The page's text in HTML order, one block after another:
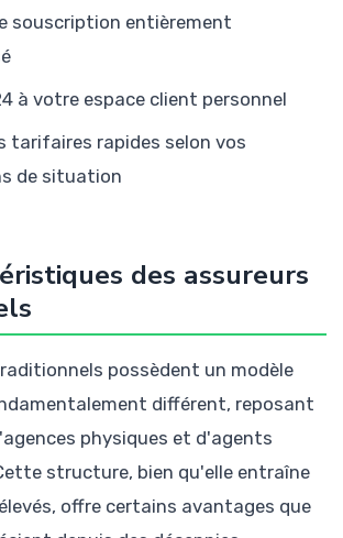
souscription entièrement
à votre espace client personnel
tarifaires rapides selon vos
de situation
des assureurs
possèdent un modèle
différent, reposant
physiques et d'agents
structure, bien qu'elle entraîne
offre certains avantages que